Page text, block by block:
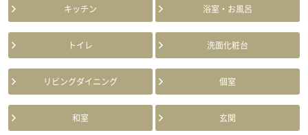
キッチン 浴室・お風呂
トイレ 洗面化粧台
リビングダイニング 個室
和室 玄関